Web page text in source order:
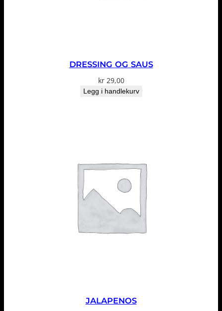
DRESSING OG SAUS
kr29,00
Legg i handlekurv
JALAPENOS